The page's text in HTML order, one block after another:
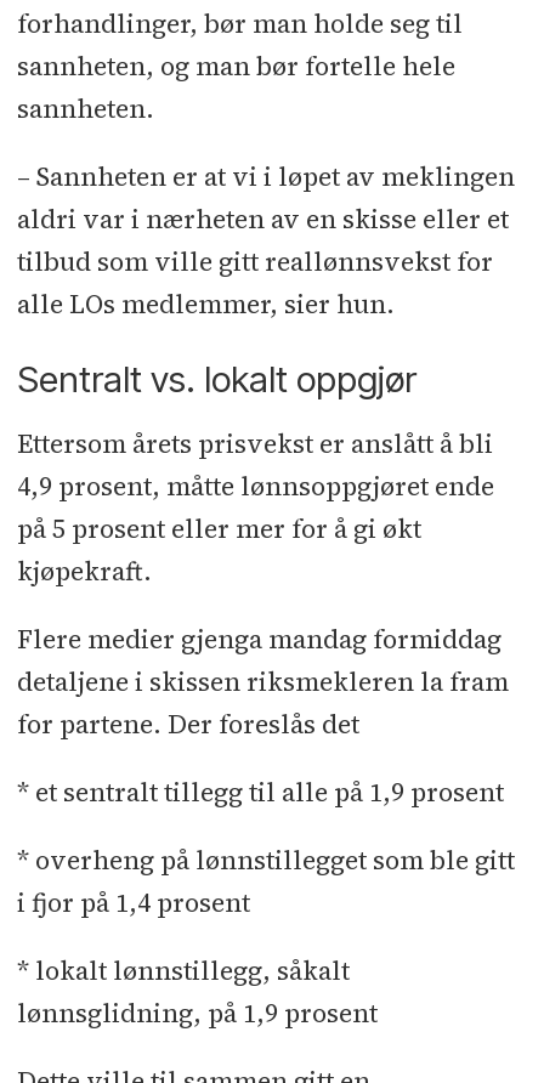
forhandlinger, bør man holde seg til
sannheten, og man bør fortelle hele
sannheten.
– Sannheten er at vi i løpet av meklingen
aldri var i nærheten av en skisse eller et
tilbud som ville gitt reallønnsvekst for
alle LOs medlemmer, sier hun.
Sentralt vs. lokalt oppgjør
Ettersom årets prisvekst er anslått å bli
4,9 prosent, måtte lønnsoppgjøret ende
på 5 prosent eller mer for å gi økt
kjøpekraft.
Flere medier gjenga mandag formiddag
detaljene i skissen riksmekleren la fram
for partene. Der foreslås det
* et sentralt tillegg til alle på 1,9 prosent
* overheng på lønnstillegget som ble gitt
i fjor på 1,4 prosent
* lokalt lønnstillegg, såkalt
lønnsglidning, på 1,9 prosent